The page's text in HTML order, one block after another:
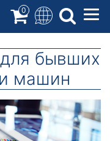
0
бывших
машин